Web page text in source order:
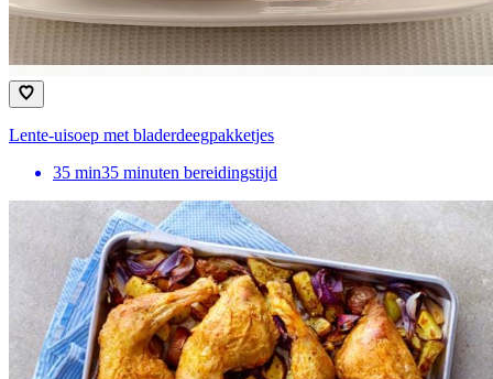
Lente-uisoep met bladerdeegpakketjes
35 min35 minuten bereidingstijd